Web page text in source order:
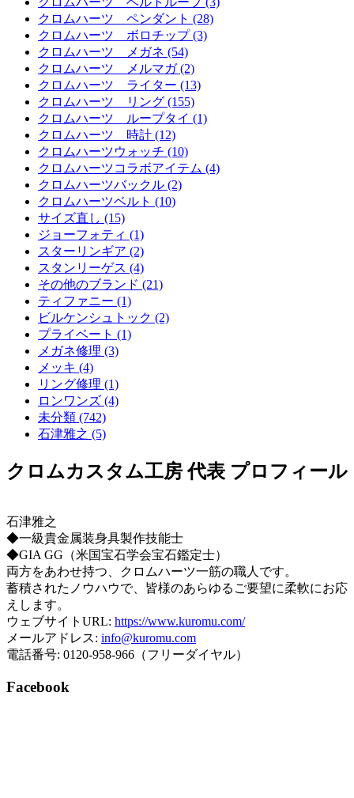
クロムハーツ ペンダント (28)
クロムハーツ ボロチップ (3)
クロムハーツ メガネ (54)
クロムハーツ メルマガ (2)
クロムハーツ ライター (13)
クロムハーツ リング (155)
クロムハーツ ループタイ (1)
クロムハーツ 時計 (12)
クロムハーツウォッチ (10)
クロムハーツコラボアイテム (4)
クロムハーツバックル (2)
クロムハーツベルト (10)
サイズ直し (15)
ジョーフォティ (1)
スターリンギア (2)
スタンリーゲス (4)
その他のブランド (21)
ティファニー (1)
ビルケンシュトック (2)
プライベート (1)
メガネ修理 (3)
メッキ (4)
リング修理 (1)
ロンワンズ (4)
未分類 (742)
石津雅之 (5)
クロムカスタム工房 代表 プロフィール
石津雅之
◆一級貴金属装身具製作技能士
◆GIA GG（米国宝石学会宝石鑑定士）
両方をあわせ持つ、クロムハーツ一筋の職人です。
蓄積されたノウハウで、皆様のあらゆるご要望に柔軟にお応
えします。
ウェブサイトURL: https://www.kuromu.com/
メールアドレス: info@kuromu.com
電話番号: 0120-958-966（フリーダイヤル）
Facebook